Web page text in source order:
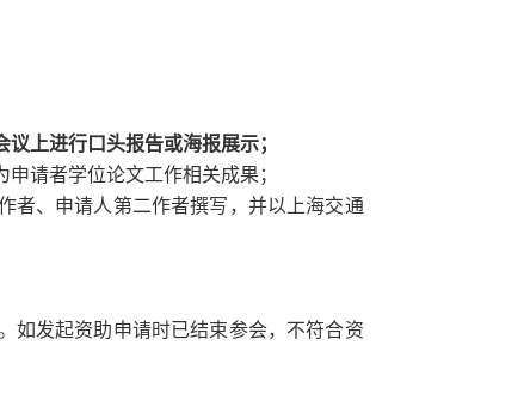
上进行口头报告或海报展示；
请者学位论文工作相关成果；
者、申请人第二作者撰写，并以上海交通
如发起资助申请时已结束参会，不符合资